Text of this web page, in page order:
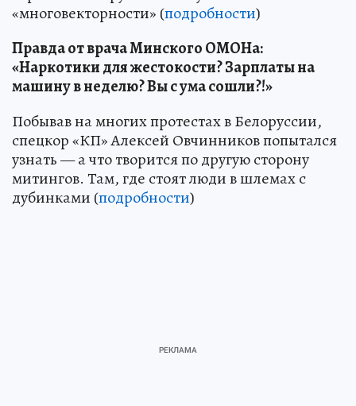
«многовекторности» (подробности)
Правда от врача Минского ОМОНа:
«Наркотики для жестокости? Зарплаты на
машину в неделю? Вы с ума сошли?!»
Побывав на многих протестах в Белоруссии,
спецкор «КП» Алексей Овчинников попытался
узнать — а что творится по другую сторону
митингов. Там, где стоят люди в шлемах с
дубинками (подробности)